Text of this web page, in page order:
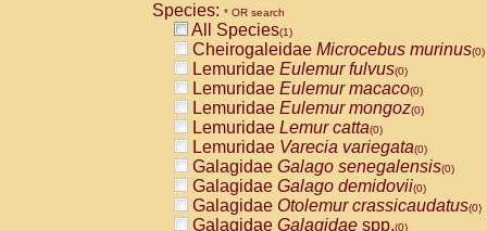
Species: * OR search
All Species(1)
Cheirogaleidae Microcebus murinus(0)
Lemuridae Eulemur fulvus(0)
Lemuridae Eulemur macaco(0)
Lemuridae Eulemur mongoz(0)
Lemuridae Lemur catta(0)
Lemuridae Varecia variegata(0)
Galagidae Galago senegalensis(0)
Galagidae Galago demidovii(0)
Galagidae Otolemur crassicaudatus(0)
Galagidae Galagidae spp.(0)